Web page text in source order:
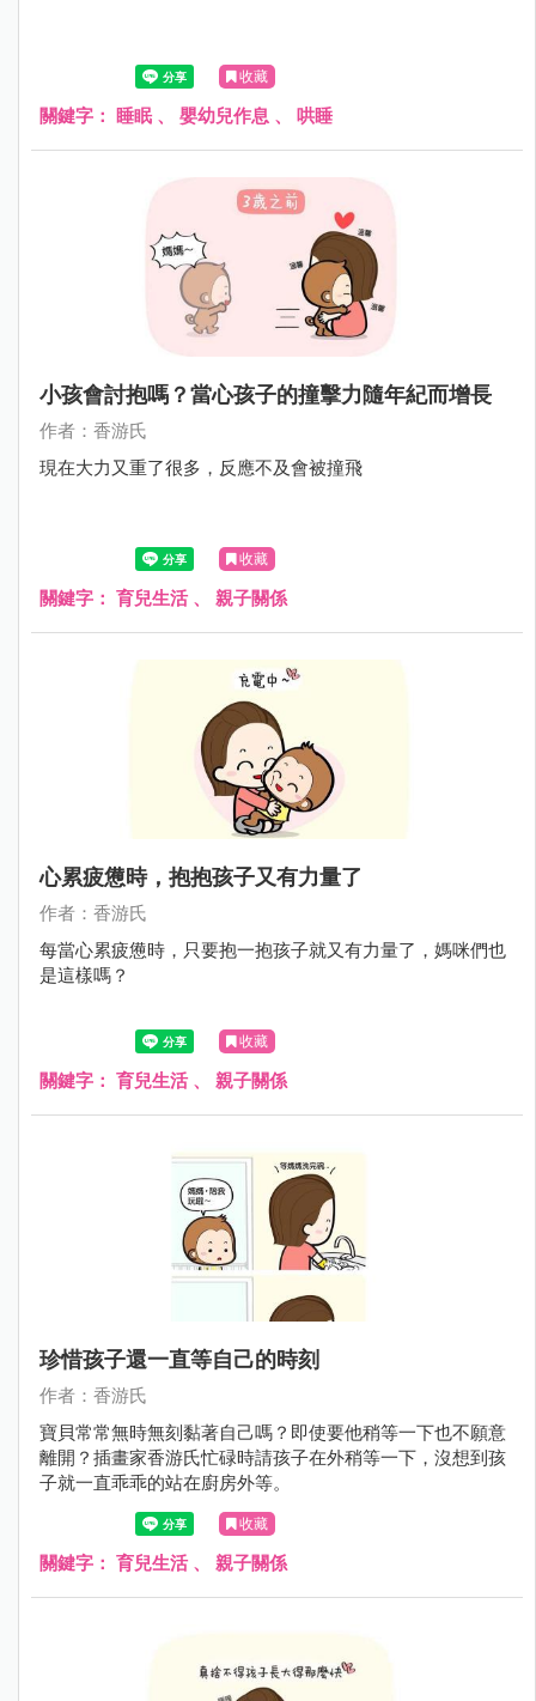
收藏
關鍵字： 睡眠、 嬰幼兒作息 、 哄睡
小孩會討抱嗎？當心孩子的撞擊力隨年紀而增長
作者：香游氏
現在大力又重了很多，反應不及會被撞飛
收藏
關鍵字： 育兒生活、 親子關係
心累疲憊時，抱抱孩子又有力量了
作者：香游氏
每當心累疲憊時，只要抱一抱孩子就又有力量了，媽咪們也
是這樣嗎？
收藏
關鍵字： 育兒生活、 親子關係
珍惜孩子還一直等自己的時刻
作者：香游氏
寶貝常常無時無刻黏著自己嗎？即使要他稍等一下也不願意
離開？插畫家香游氏忙碌時請孩子在外稍等一下，沒想到孩
子就一直乖乖的站在廚房外等。
收藏
關鍵字： 育兒生活、 親子關係